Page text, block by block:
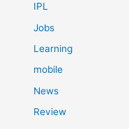
IPL
Jobs
Learning
mobile
News
Review